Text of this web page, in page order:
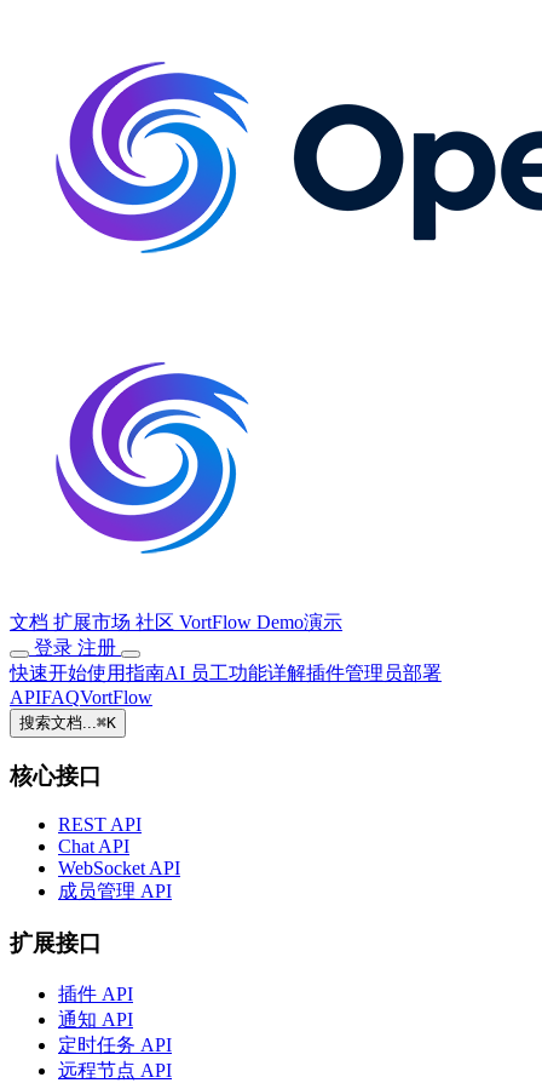
文档 扩展市场 社区 VortFlow Demo演示
登录 注册
快速开始使用指南AI 员工功能详解插件管理员部署
APIFAQVortFlow
搜索文档...⌘K
核心接口
REST API
Chat API
WebSocket API
成员管理 API
扩展接口
插件 API
通知 API
定时任务 API
远程节点 API